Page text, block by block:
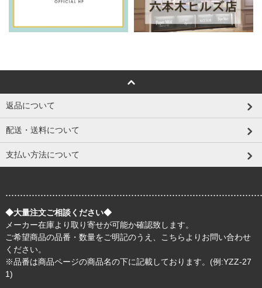
返品について
配送・送料について
支払い方法について
◆大量注文ご相談ください◆
メーカー在庫より取り寄せが可能か確認致します。
ご希望商品の品番・数量をご明記のうえ、
こちら よりお問い合わせ
ください。
※品番は商品ページの商品名の下に記載しております。(例:YZZ-27
1)